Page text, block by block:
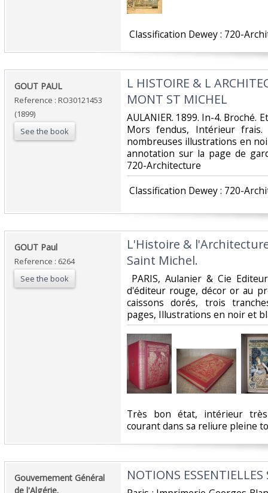
Classification Dewey : 720-
‎GOUT PAUL‎
Reference : RO30121453
(1899)
See the book
‎L HISTOIRE & L
MONT ST MICHEL‎
‎AULANIER. 1899. In-4. Broché.
Mors fendus, Intérieur frais.
nombreuses illustrations en
annotation sur la page de
720-Architecture‎
Classification Dewey : 720-
‎GOUT Paul‎
Reference : 6264
See the book
‎L'Histoire &
Saint Michel.‎
PARIS, Aulanier & Cie
d'éditeur rouge, décor or au
caissons dorés, trois
pages, Illustrations en noir et
‎Très bon état, intérieur
courant dans sa reliure pleine
‎Gouvernement Général
de l'Algérie.‎
‎NOTIONS ESSENTIELLES